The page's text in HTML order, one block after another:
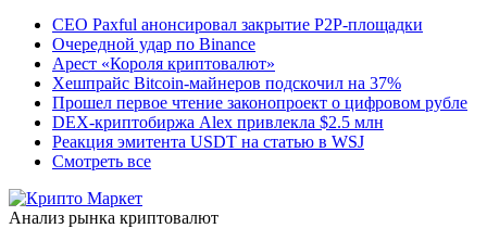
CEO Paxful анонсировал закрытие P2P-площадки
Очередной удар по Binance
Арест «Короля криптовалют»
Хешпрайс Bitcoin-майнеров подскочил на 37%
Прошел первое чтение законопроект о цифровом рубле
DEX-криптобиржа Alex привлекла $2.5 млн
Реакция эмитента USDT на статью в WSJ
Смотреть все
Анализ рынка криптовалют